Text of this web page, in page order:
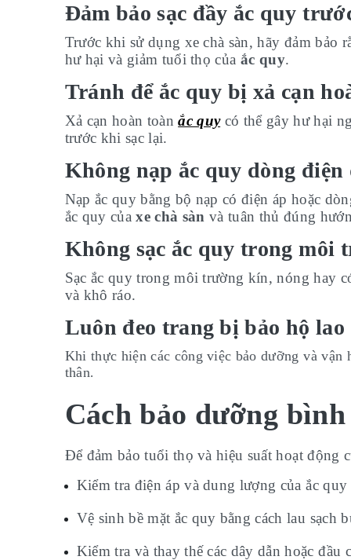
Đảm bảo sạc đầy ắc quy
Trước khi sử dụng xe chà sàn, hãy đảm bảo
hư hại và giảm tuổi thọ của ắc quy.
Tránh để ắc quy bị xả cạn
Xả cạn hoàn toànắc quycó thể gây hư hại
trước khi sạc lại.
Không nạp ắc quy dòng điện
Nạp ắc quy bằng bộ nạp có điện áp hoặc
ắc quy củaxe chà sàn và tuân thủ đúng
Không sạc ắc quy trong môi
Sạc ắc quy trong môi trường kín, nóng hay
và khô ráo.
Luôn đeo trang bị bảo hộ
Khi thực hiện các công việc bảo dưỡng và vận
thân.
Cách bảo dưỡng
Để đảm bảo tuổi thọ và hiệu suất hoạt động
Kiểm tra điện áp và dung lượng của ắc
Vệ sinh bề mặt ắc quy bằng cách lau sạch
Kiểm tra và thay thế các dây dẫn hoặc đầu